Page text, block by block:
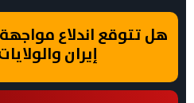
هل تتوقع اندلاع
إيران